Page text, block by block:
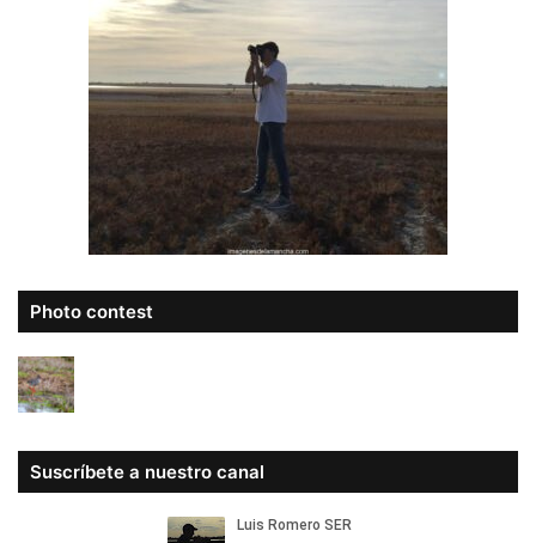
Photo contest
Suscríbete a nuestro canal